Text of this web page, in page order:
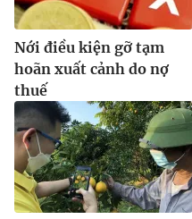
Nới điều kiện gỡ tạm
hoãn xuất cảnh do nợ
thuế